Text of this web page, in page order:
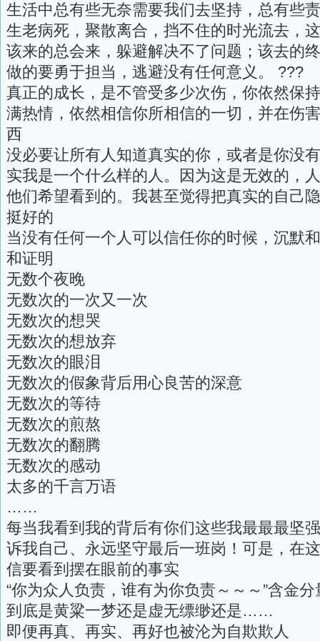
生活中总有些无奈需要我们去坚持，总有些
生老病死，聚散离合，挡不住的时光流去，
该来的总会来，躲避解决不了问题；该去的
做的要勇于担当，逃避没有任何意义。 ???
真正的成长，是不管受多少次伤，你依然保
满热情，依然相信你所相信的一切，并在伤
西
没必要让所有人知道真实的你，或者是你没
实我是一个什么样的人。因为这是无效的，
他们希望看到的。我甚至觉得把真实的自己
挺好的
当没有任何一个人可以信任你的时候，沉默
和证明
无数个夜晚
无数次的一次又一次
无数次的想哭
无数次的想放弃
无数次的眼泪
无数次的假象背后用心良苦的深意
无数次的等待
无数次的煎熬
无数次的翻腾
无数次的感动
太多的千言万语
……
每当我看到我的背后有你们这些我最最最坚
诉我自己、永远坚守最后一班岗！可是，在
信要看到摆在眼前的事实
“你为众人负责，谁有为你负责～～～”含金分
到底是黄粱一梦还是虚无缥缈还是……
即便再真、再实、再好也被沦为自欺欺人